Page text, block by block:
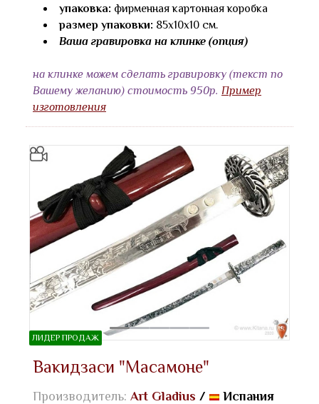
упаковка: фирменная картонная коробка
размер упаковки: 85х10х10 см.
Ваша гравировка на клинке (опция)
на клинке можем сделать гравировку (текст по
Вашему желанию) стоимость 950р. Пример
изготовления
ЛИДЕР ПРОДАЖ
Вакидзаси "Масамоне"
Производитель: Art Gladius /
Испания